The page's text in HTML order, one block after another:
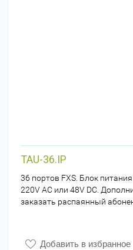
TAU-36.IP
36 портов FXS. Блок
220V AC или 48V DC.
заказать распаянный
Добавить в избранное